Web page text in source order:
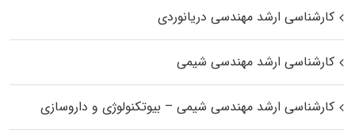
کارشناسی ارشد مهندسی دریانوردی
کارشناسی ارشد مهندسی شیمی
کارشناسی ارشد مهندسی شیمی – بیوتکنولوژی و داروسازی